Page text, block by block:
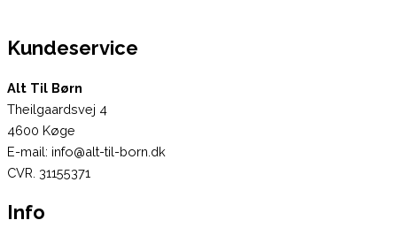
Kundeservice
Alt Til Børn
Theilgaardsvej 4
4600 Køge
E-mail: info@alt-til-born.dk
CVR. 31155371
Info